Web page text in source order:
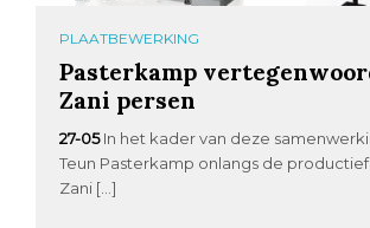
PLAATBEWERKING
Pasterkamp
Zani persen
27-05 In het kader van deze
Teun Pasterkamp onlangs de
Zani […]